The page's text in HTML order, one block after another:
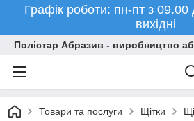
Графік роботи: пн-пт з
вихідні
Полістар Абразив - виробництво
Товари та послуги Щітки